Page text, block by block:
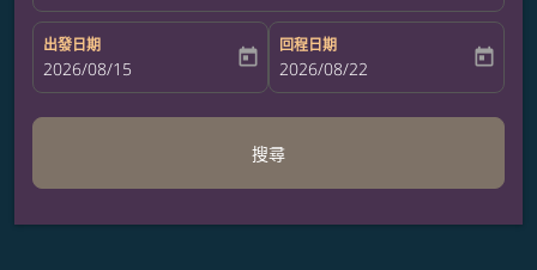
出發日期
fc-booking-departure-date-aria-label
2026/08/15 today
回程日期
fc-booking-return-date-aria-label
2026/08/22 today
搜尋